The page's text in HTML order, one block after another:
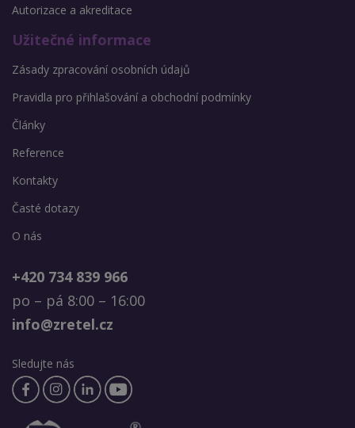
Autorizace a akreditace
Užitečné informace
Zásady zpracování osobních údajů
Pravidla pro přihlašování a obchodní podmínky
Články
Reference
Kontakty
Časté dotazy
O nás
+420 734 839 966
po – pá 8:00 – 16:00
info@zretel.cz
Sledujte nás